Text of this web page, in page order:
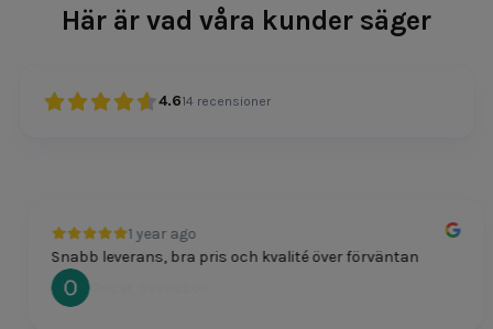
Här är vad våra kunder säger
4.614 recensioner
1 year ago
Snabb leverans, bra pris och kvalité över förväntan
Oscar Svensson